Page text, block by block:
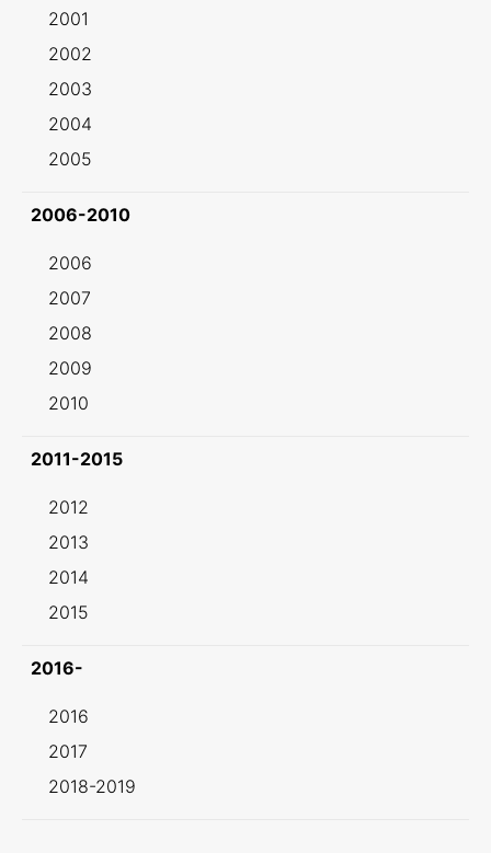
2001
2002
2003
2004
2005
2006-2010
2006
2007
2008
2009
2010
2011-2015
2012
2013
2014
2015
2016-
2016
2017
2018-2019